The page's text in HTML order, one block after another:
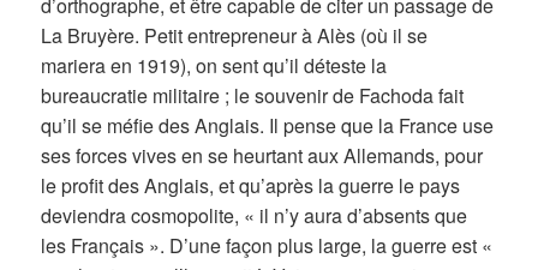
d’orthographe, et être capable de citer un passage de
La Bruyère. Petit entrepreneur à Alès (où il se
mariera en 1919), on sent qu’il déteste la
bureaucratie militaire ; le souvenir de Fachoda fait
qu’il se méfie des Anglais. Il pense que la France use
ses forces vives en se heurtant aux Allemands, pour
le profit des Anglais, et qu’après la guerre le pays
deviendra cosmopolite, « il n’y aura d’absents que
les Français ». D’une façon plus large, la guerre est «